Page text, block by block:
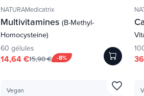
NATURAMedicatrix
Multivitamines(B-Methyl-
Homocysteine)
60 gélules
-8%
14,64 €15,90 €
Vegan favorite_border